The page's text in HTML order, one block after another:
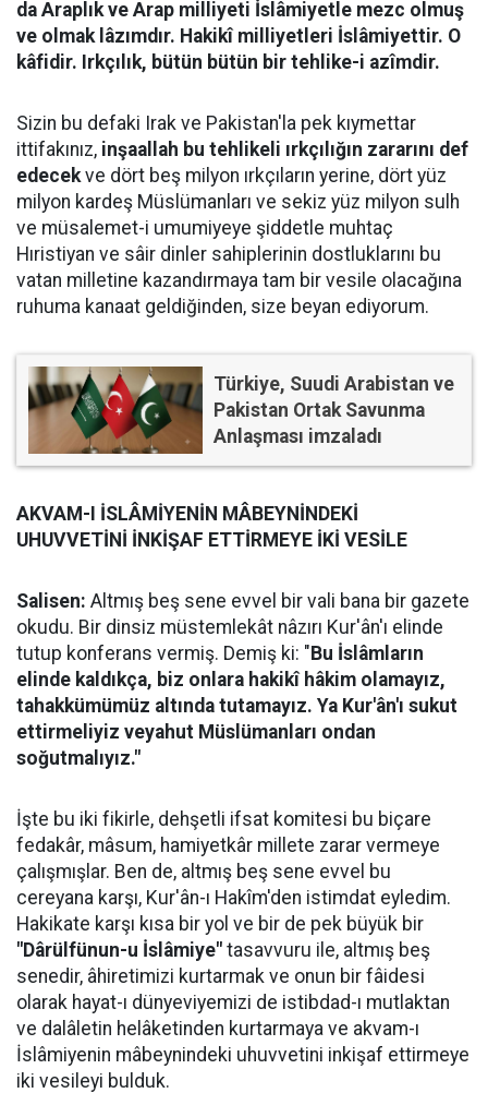
da Araplık ve Arap milliyeti İslâmiyetle mezc olmuş
ve olmak lâzımdır. Hakikî milliyetleri İslâmiyettir. O
kâfidir. Irkçılık, bütün bütün bir tehlike-i azîmdir.
Sizin bu defaki Irak ve Pakistan'la pek kıymettar
ittifakınız, inşaallah bu tehlikeli ırkçılığın zararını def
edecekve dört beş milyon ırkçıların yerine, dört yüz
milyon kardeş Müslümanları ve sekiz yüz milyon sulh
ve müsalemet-i umumiyeye şiddetle muhtaç
Hıristiyan ve sâir dinler sahiplerinin dostluklarını bu
vatan milletine kazandırmaya tam bir vesile olacağına
ruhuma kanaat geldiğinden, size beyan ediyorum.
Türkiye, Suudi Arabistan ve
Pakistan Ortak Savunma
Anlaşması imzaladı
AKVAM-I İSLÂMİYENİN MÂBEYNİNDEKİ
UHUVVETİNİ İNKİŞAF ETTİRMEYE İKİ VESİLE
Salisen: Altmış beş sene evvel bir vali bana bir gazete
okudu. Bir dinsiz müstemlekât nâzırı Kur'ân'ı elinde
tutup konferans vermiş. Demiş ki: " Bu İslâmların
elinde kaldıkça, biz onlara hakikî hâkim olamayız,
tahakkümümüz altında tutamayız. Ya Kur'ân'ı sukut
ettirmeliyiz veyahut Müslümanları ondan
soğutmalıyız."
İşte bu iki fikirle, dehşetli ifsat komitesi bu biçare
fedakâr, mâsum, hamiyetkâr millete zarar vermeye
çalışmışlar. Ben de, altmış beş sene evvel bu
cereyana karşı, Kur'ân-ı Hakîm'den istimdat eyledim.
Hakikate karşı kısa bir yol ve bir de pek büyük bir
"Dârülfünun-u İslâmiye" tasavvuru ile, altmış beş
senedir, âhiretimizi kurtarmak ve onun bir fâidesi
olarak hayat-ı dünyeviyemizi de istibdad-ı mutlaktan
ve dalâletin helâketinden kurtarmaya ve akvam-ı
İslâmiyenin mâbeynindeki uhuvvetini inkişaf ettirmeye
iki vesileyi bulduk.